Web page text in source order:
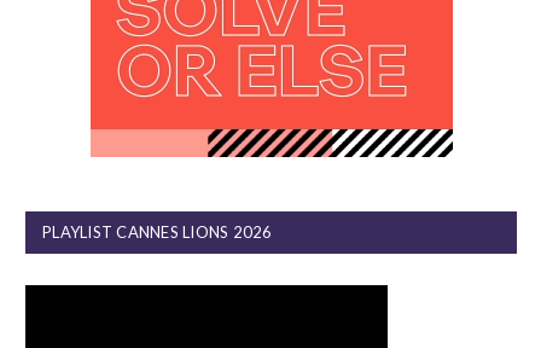
PLAYLIST CANNES LIONS 2026